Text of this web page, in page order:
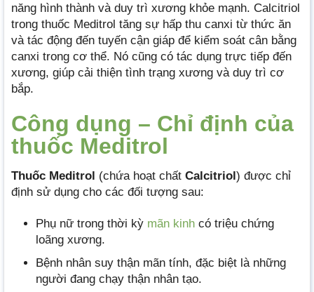
năng hình thành và duy trì xương khỏe mạnh. Calcitriol
trong thuốc Meditrol tăng sự hấp thu canxi từ thức ăn
và tác động đến tuyến cận giáp để kiểm soát cân bằng
canxi trong cơ thể. Nó cũng có tác dụng trực tiếp đến
xương, giúp cải thiện tình trạng xương và duy trì cơ
bắp.
Công dụng – Chỉ định của
thuốc Meditrol
Thuốc Meditrol (chứa hoạt chất Calcitriol) được chỉ
định sử dụng cho các đối tượng sau:
Phụ nữ trong thời kỳ mãn kinh có triệu chứng
loãng xương.
Bệnh nhân suy thận mãn tính, đặc biệt là những
người đang chạy thận nhân tạo.